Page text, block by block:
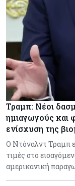
Τραμπ: Νέοι
ημιαγωγούς και
ενίσχυση της
Ο Ντόναλντ Τραμπ
τιμές στο
αμερικανική